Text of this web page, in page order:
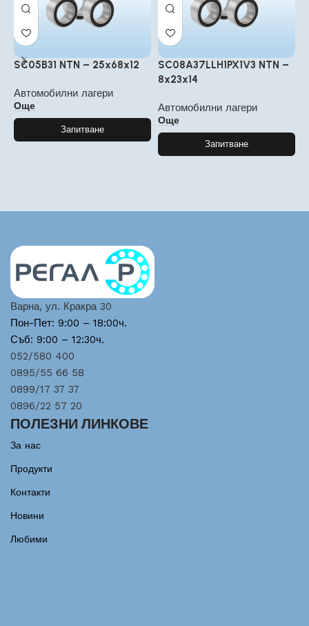
SC05B31 NTN – 25x68x12
Автомобилни лагери
Още
Запитване
SC08A37LLH1PX1V3 NTN –
8x23x14
Автомобилни лагери
Още
Запитване
Варна, ул. Кракра 30
Пон-Пет: 9:00 – 18:00ч.
Съб: 9:00 – 12:30ч.
052/580 400
0895/55 66 58
0899/17 37 37
0896/22 57 20
ПОЛЕЗНИ ЛИНКОВЕ
За нас
Продукти
Контакти
Новини
Любими